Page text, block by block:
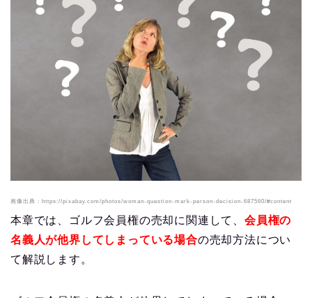
画像出典：https://pixabay.com/photos/woman-question-mark-person-decision-687560/#content
本章では、ゴルフ会員権の売却に関連して、 会員権の
名義人が他界してしまっている場合の売却方法につい
て解説します。